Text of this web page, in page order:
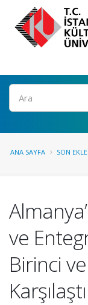
Ara
ANA SAYFA SON
ve
Birinci